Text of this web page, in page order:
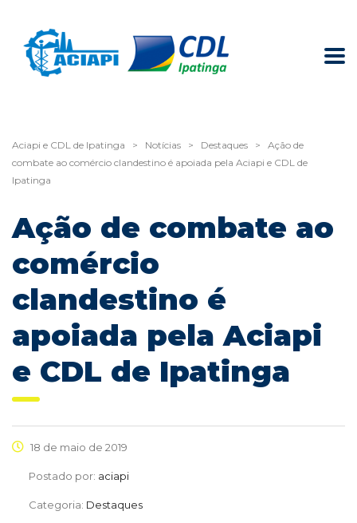
Aciapi e CDL de Ipatinga > Notícias > Destaques >
Ação de
combate ao comércio clandestino é apoiada pela Aciapi e CDL de
Ipatinga
Ação de combate ao
comércio
clandestino é
apoiada pela Aciapi
e CDL de Ipatinga
18 de maio de 2019
Postado por: aciapi
Categoria: Destaques